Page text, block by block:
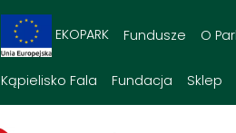
EKOPARK Fundusze O
Kąpielisko Fala Fundacja Sklep